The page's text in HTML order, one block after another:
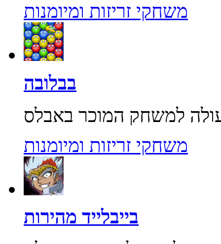
משחקי זריזות ומיומנות
בבלובה
משחקי זריזות ומיומנות
בייבלייד מהירות